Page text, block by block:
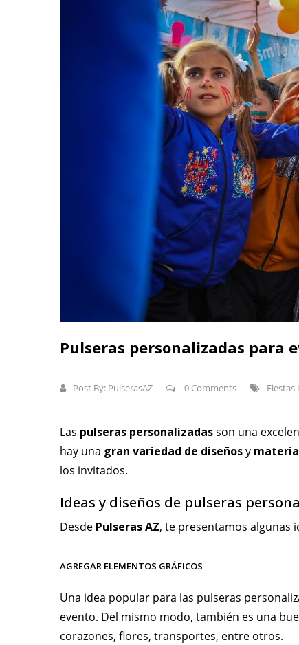
Pulseras personalizadas para
Post By: PulserasAZ 0 Comments Fiestas
Las pulseras personalizadasson una
hay una gran variedad de diseñosy
los invitados.
Ideas y diseños de pulseras
Desde Pulseras AZ, te presentamos algunas
AGREGAR ELEMENTOS GRÁFICOS
Una idea popular para las pulseras
evento. Del mismo modo, también es una
corazones, flores, transportes, entre otros.